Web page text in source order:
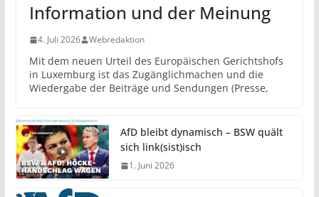
Information und der Meinung
4. Juli 2026 Webredaktion
Mit dem neuen Urteil des Europäischen Gerichtshofs
in Luxemburg ist das Zugänglichmachen und die
Wiedergabe der Beiträge und Sendungen (Presse,
AfD bleibt dynamisch – BSW quält
sich link(sist)isch
1. Juni 2026